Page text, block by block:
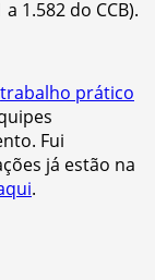
1.582 do CCB).
trabalho prático
Fui
já estão na
.